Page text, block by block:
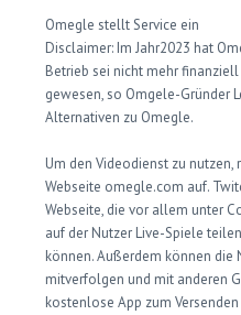
Omegle stellt Service ein
Disclaimer: Im Jahr2023 hat
Betrieb sei nicht mehr
gewesen, so Omgele-Gründer
Alternativen zu Omegle.
Um den Videodienst zu
Webseite omegle.com auf.
Webseite, die vor allem unter
auf der Nutzer Live-Spiele
können. Außerdem können die
mitverfolgen und mit anderen
kostenlose App zum